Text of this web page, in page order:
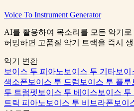
0:00/0:00
Voice To Instrument Generator
AI를 활용하여 목소리를 모든 악기
허밍하면 고품질 악기 트랙을 즉시
악기 변환
보이스 투 피아노 보이스 투 기타보이
색소폰 보이스 투 드럼 보이스 투 플루
투 트럼펫 보이스 투 베이스 보이스 투
트릭 피아노 보이스 투 비브라폰 보이